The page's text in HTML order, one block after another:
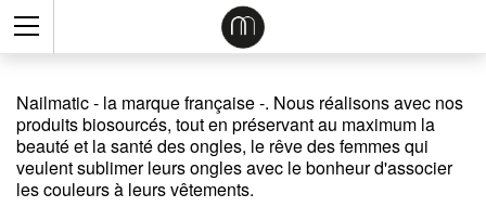
Nailmatic - la marque française -. Nous réalisons avec nos
produits biosourcés, tout en préservant au maximum la
beauté et la santé des ongles, le rêve des femmes qui
veulent sublimer leurs ongles avec le bonheur d'associer
les couleurs à leurs vêtements.
Nailmatic - la marque française -. Nous réalisons avec nos
produits biosourcés, tout en préservant au maximum la
beauté et la santé des ongles, le rêve des femmes qui
veulent sublimer leurs ongles avec le bonheur d'associer
les couleurs à leurs vêtements.
Nailmatic - la marque française -. Nous réalisons avec nos
produits biosourcés, tout en préservant au maximum la
beauté et la santé des ongles, le rêve des femmes qui
veulent sublimer leurs ongles avec le bonheur d'associer
les couleurs à leurs vêtements.